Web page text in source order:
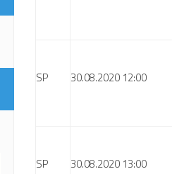
SP 30.08.2020 12:00
SP 30.08.2020 13:00